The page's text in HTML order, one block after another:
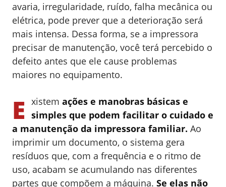
avaria, irregularidade, ruído, falha mecânica ou
elétrica, pode prever que a deterioração será
mais intensa. Dessa forma, se a impressora
precisar de manutenção, você terá percebido o
defeito antes que ele cause problemas
maiores no equipamento.
E xistem ações e manobras básicas e
simples que podem facilitar o cuidado e
a manutenção da impressora familiar. Ao
imprimir um documento, o sistema gera
resíduos que, com a frequência e o ritmo de
uso, acabam se acumulando nas diferentes
partes que compõem a máquina. Se elas não